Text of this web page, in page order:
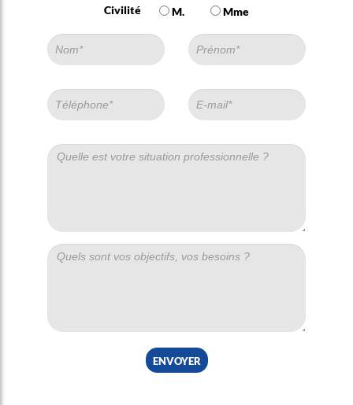
Civilité M. Mme
envoyer